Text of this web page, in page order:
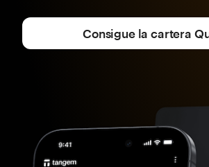
Consigue la cartera